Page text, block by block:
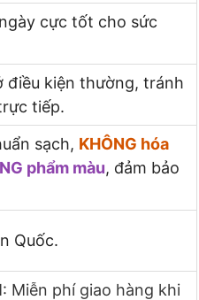
cực tốt cho sức
điều kiện thường, tránh
tiếp.
sạch, KHÔNG hóa
phẩm màu, đảm bảo
Quốc.
Miễn phí giao hàng khi